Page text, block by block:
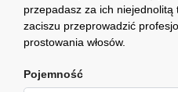
przepadasz za ich
zaciszu przeprowadzić
prostowania włosów.
Pojemność